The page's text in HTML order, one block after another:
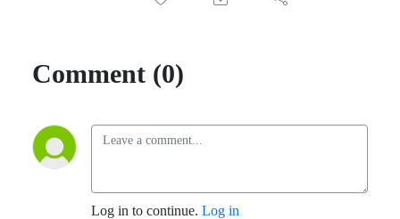
Comment (0)
Log in to continue. Log in